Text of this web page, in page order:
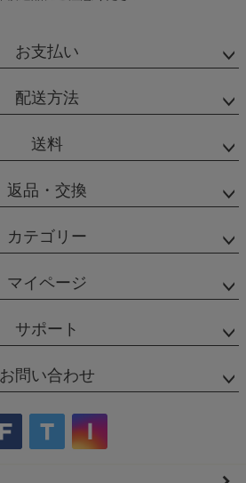
お支払い
配送方法
送料
返品・交換
カテゴリー
マイページ
サポート
お問い合わせ